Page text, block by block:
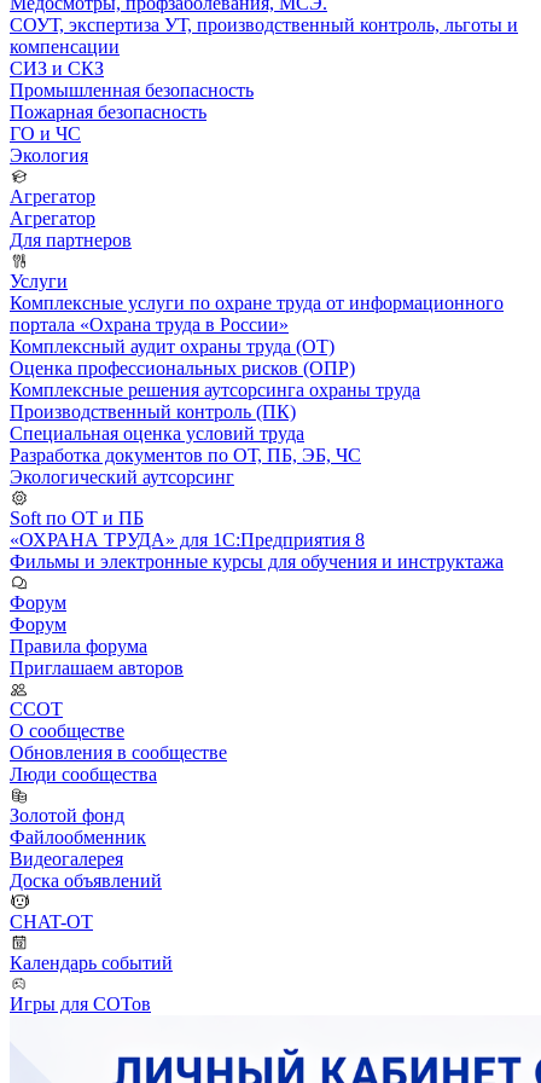
СОУТ, экспертиза УТ, производственный контроль, льготы и
компенсации
СИЗ и СКЗ
Промышленная безопасность
Пожарная безопасность
ГО и ЧС
Экология
Агрегатор
Агрегатор
Для партнеров
Услуги
Комплексные услуги по охране труда от информационного
портала «Охрана труда в России»
Комплексный аудит охраны труда (ОТ)
Оценка профессиональных рисков (ОПР)
Комплексные решения аутсорсинга охраны труда
Производственный контроль (ПК)
Специальная оценка условий труда
Разработка документов по ОТ, ПБ, ЭБ, ЧС
Экологический аутсорсинг
Soft по ОТ и ПБ
«ОХРАНА ТРУДА» для 1С:Предприятия 8
Фильмы и электронные курсы для обучения и инструктажа
Форум
Форум
Правила форума
Приглашаем авторов
ССОТ
О сообществе
Обновления в сообществе
Люди сообщества
Золотой фонд
Файлообменник
Видеогалерея
Доска объявлений
CHAT-OT
Календарь событий
Игры для СОТов